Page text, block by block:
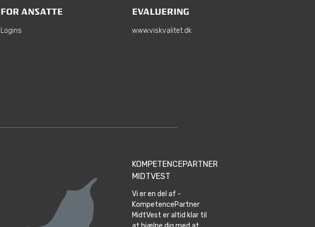
FOR ANSATTE
Logins
EVALUERING
www.viskvalitet.dk
KOMPETENCEPARTNER
MIDTVEST
Vi er en del af -
KompetencePartner
MidtVest er altid klar til